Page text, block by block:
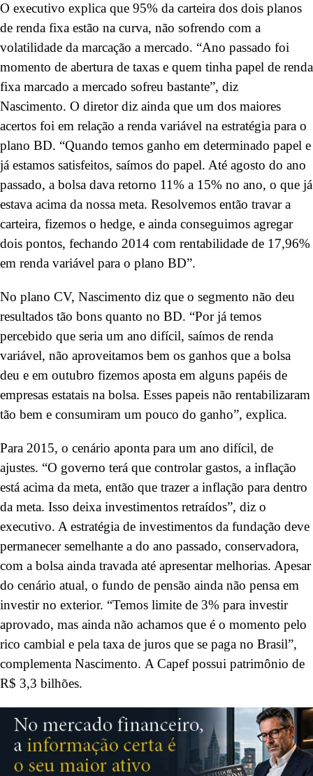
O executivo explica que 95% da carteira dos dois planos
de renda fixa estão na curva, não sofrendo com a
volatilidade da marcação a mercado. “Ano passado foi
momento de abertura de taxas e quem tinha papel de renda
fixa marcado a mercado sofreu bastante”, diz
Nascimento. O diretor diz ainda que um dos maiores
acertos foi em relação a renda variável na estratégia para o
plano BD. “Quando temos ganho em determinado papel e
já estamos satisfeitos, saímos do papel. Até agosto do ano
passado, a bolsa dava retorno 11% a 15% no ano, o que já
estava acima da nossa meta. Resolvemos então travar a
carteira, fizemos o hedge, e ainda conseguimos agregar
dois pontos, fechando 2014 com rentabilidade de 17,96%
em renda variável para o plano BD”.
No plano CV, Nascimento diz que o segmento não deu
resultados tão bons quanto no BD. “Por já temos
percebido que seria um ano difícil, saímos de renda
variável, não aproveitamos bem os ganhos que a bolsa
deu e em outubro fizemos aposta em alguns papéis de
empresas estatais na bolsa. Esses papeis não rentabilizaram
tão bem e consumiram um pouco do ganho”, explica.
Para 2015, o cenário aponta para um ano difícil, de
ajustes. “O governo terá que controlar gastos, a inflação
está acima da meta, então que trazer a inflação para dentro
da meta. Isso deixa investimentos retraídos”, diz o
executivo. A estratégia de investimentos da fundação deve
permanecer semelhante a do ano passado, conservadora,
com a bolsa ainda travada até apresentar melhorias. Apesar
do cenário atual, o fundo de pensão ainda não pensa em
investir no exterior. “Temos limite de 3% para investir
aprovado, mas ainda não achamos que é o momento pelo
rico cambial e pela taxa de juros que se paga no Brasil”,
complementa Nascimento. A Capef possui patrimônio de
R$ 3,3 bilhões.